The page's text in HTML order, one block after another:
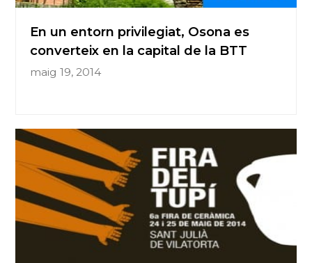
En un entorn privilegiat, Osona es
converteix en la capital de la BTT
maig 19, 2014